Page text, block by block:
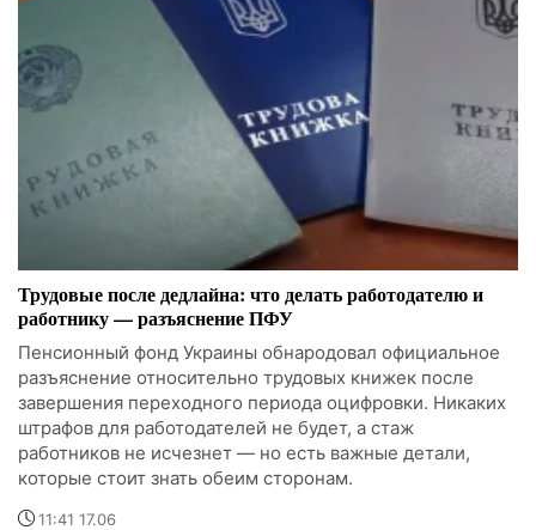
Трудовые после дедлайна: что делать работодателю и
работнику — разъяснение ПФУ
Пенсионный фонд Украины обнародовал официальное
разъяснение относительно трудовых книжек после
завершения переходного периода оцифровки. Никаких
штрафов для работодателей не будет, а стаж
работников не исчезнет — но есть важные детали,
которые стоит знать обеим сторонам.
11:41 17.06